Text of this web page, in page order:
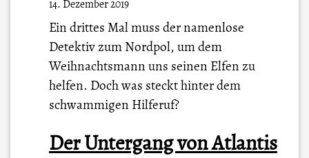
14. Dezember 2019
Ein drittes Mal muss der namenlose
Detektiv zum Nordpol, um dem
Weihnachtsmann uns seinen Elfen zu
helfen. Doch was steckt hinter dem
schwammigen Hilferuf?
Der Untergang von Atlantis